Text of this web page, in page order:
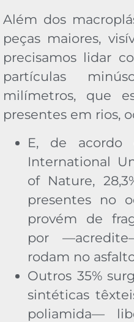
Além dos
peças maiores,
precisamos lidar
partículas
milímetros, que
presentes em rios,
E, de acordo
International
of Nature,
presentes no
provém de
por
rodam no
Outros 35%
sintéticas
poliamida—